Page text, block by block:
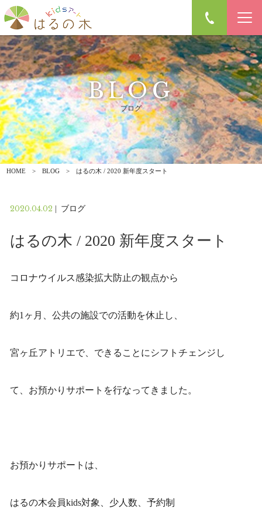
BLOG
ブログ
HOME BLOG はるの木 / 2020 新年度スタート
2020.04.02 ブログ
はるの木 / 2020 新年度スタート
コロナウイルス感染拡大防止の観点から
約1ヶ月、公共の施設での活動を休止し、
宮ヶ丘アトリエで、できることにシフトチェンジし
て、お預かりサポートを行なってきました。
お預かりサポートは、
はるの木会員kids対象、少人数、予約制